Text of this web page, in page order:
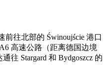
前往北部的 Świnoujście 港口
高速公路（距离德国边境
往 Stargard 和 Bydgoszcz 的